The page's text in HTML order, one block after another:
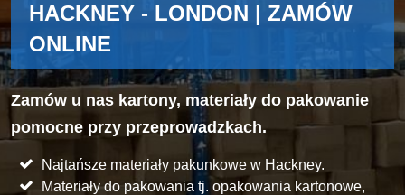
HACKNEY - LONDON | ZAMÓW
ONLINE
Zamów u nas kartony, materiały do pakowanie
pomocne przy przeprowadzkach.
Najtańsze materiały pakunkowe w Hackney.
Materiały do pakowania tj. opakowania kartonowe,